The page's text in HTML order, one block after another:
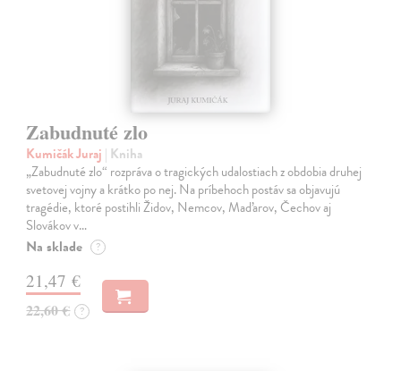
Zabudnuté zlo
Kumičák Juraj | Kniha
„Zabudnuté zlo“ rozpráva o tragických udalostiach z obdobia druhej
svetovej vojny a krátko po nej. Na príbehoch postáv sa objavujú
tragédie, ktoré postihli Židov, Nemcov, Maďarov, Čechov aj
Slovákov v…
Na sklade ?
21,47 €
22,60 € ?